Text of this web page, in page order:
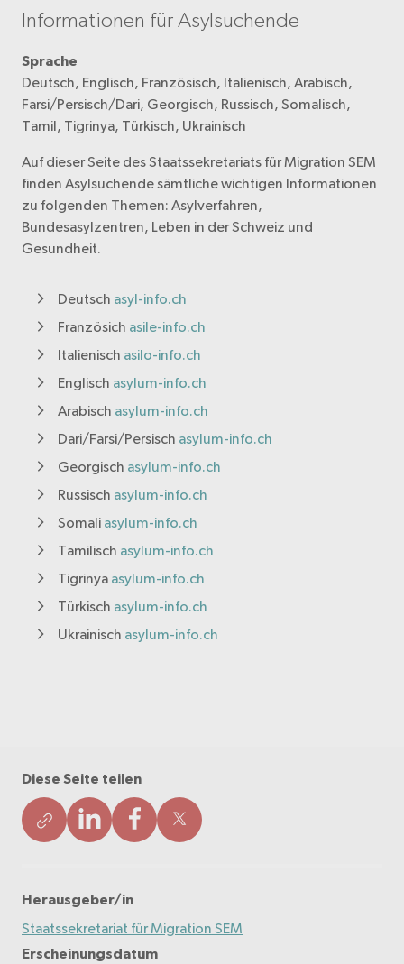
Informationen für Asylsuchende
Sprache
Deutsch, Englisch, Französisch, Italienisch, Arabisch,
Farsi/Persisch/Dari, Georgisch, Russisch, Somalisch,
Tamil, Tigrinya, Türkisch, Ukrainisch
Auf dieser Seite des Staatssekretariats für Migration SEM
finden Asylsuchende sämtliche wichtigen Informationen
zu folgenden Themen: Asylverfahren,
Bundesasylzentren, Leben in der Schweiz und
Gesundheit.
Deutsch asyl-info.ch
Französich asile-info.ch
Italienisch asilo-info.ch
Englisch asylum-info.ch
Arabisch asylum-info.ch
Dari/Farsi/Persisch asylum-info.ch
Georgisch asylum-info.ch
Russisch asylum-info.ch
Somali asylum-info.ch
Tamilisch asylum-info.ch
Tigrinya asylum-info.ch
Türkisch asylum-info.ch
Ukrainisch asylum-info.ch
Diese Seite teilen
Herausgeber/in
Staatssekretariat für Migration SEM
Erscheinungsdatum